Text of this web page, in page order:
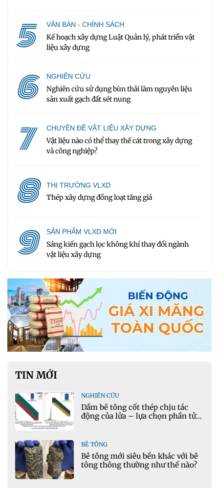
5
VĂN BẢN - CHÍNH SÁCH
Kế hoạch xây dựng Luật Quản lý, phát triển vật
liệu xây dựng
6 NGHIÊN CỨU
Nghiên cứu sử dụng bùn thải làm nguyên liệu
sản xuất gạch đất sét nung
7 CHUYÊN ĐỀ VẬT LIỆU XÂY DỰNG
Vật liệu nào có thể thay thế cát trong xây dựng
và công nghiệp?
8 THỊ TRƯỜNG VLXD
Thép xây dựng đồng loạt tăng giá
9 SẢN PHẨM VLXD MỚI
Sáng kiến gạch lọc không khí thay đổi ngành
vật liệu xây dựng
TIN MỚI
NGHIÊN CỨU
Dầm bê tông cốt thép chịu tác
động của lửa – lựa chọn phần tử
BÊ TÔNG
Bê tông mới siêu bền khác với bê
tông thông thường như thế nào?